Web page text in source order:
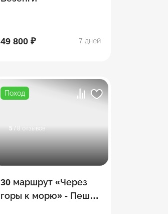
49 800 ₽ 7 дней
Поход
5 / 8 отзывов
30 маршрут «Через
горы к морю» - Пеший